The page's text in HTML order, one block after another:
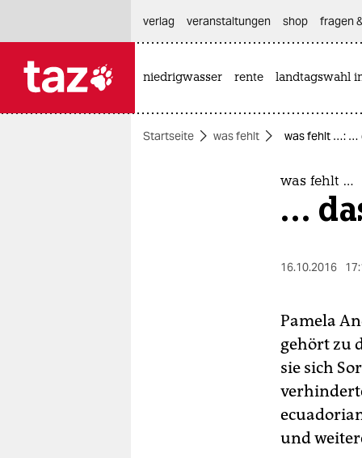
themen
verlag
veranstaltungen shop fragen
niedrigwasser rente landtagswahl
Startseite was fehlt was fehlt …: …
was fehlt …
…
16.10.2016
Pamela
gehört zu
sie sich
und